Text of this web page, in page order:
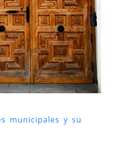
municipales y su